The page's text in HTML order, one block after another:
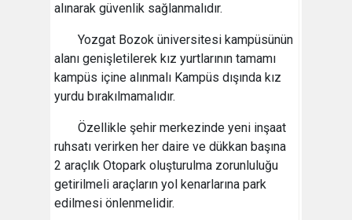
alınarak güvenlik sağlanmalıdır.
Yozgat Bozok üniversitesi kampüsünün
alanı genişletilerek kız yurtlarının tamamı
kampüs içine alınmalı Kampüs dışında kız
yurdu bırakılmamalıdır.
Özellikle şehir merkezinde yeni inşaat
ruhsatı verirken her daire ve dükkan başına
2 araçlık Otopark oluşturulma zorunluluğu
getirilmeli araçların yol kenarlarına park
edilmesi önlenmelidir.